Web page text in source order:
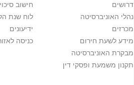
1411911110
1411911110
14119910
14119910
דרושים
נהלי האוניברסיטה
מכרזים
מידע לשעת חירום
מבקרת האוניברסיטה
תקנון משמעת ופסקי דין
חישוב
לוח שנת
ידיעונים
כניסה